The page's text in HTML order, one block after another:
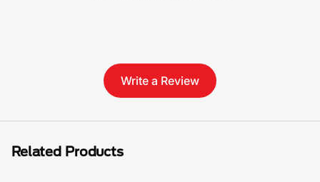
Write a Review
Related Products